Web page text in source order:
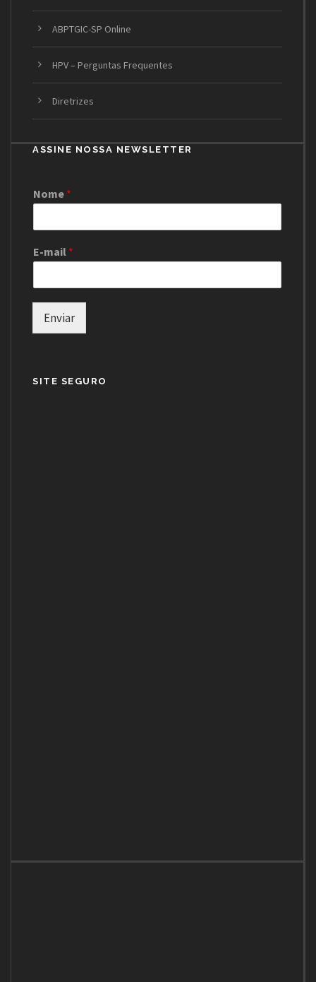
ABPTGIC-SP Online
HPV – Perguntas Frequentes
Diretrizes
ASSINE NOSSA NEWSLETTER
Nome *
E-mail *
Enviar
SITE SEGURO